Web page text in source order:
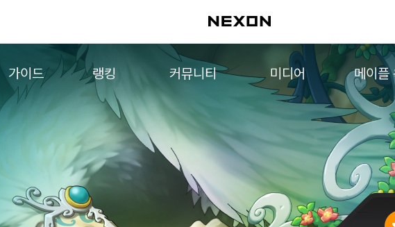
가이드
추가정보
랭킹
컨텐츠 랭킹
커뮤니티
자유게시판
메이플 아트
메이플 코디
메이플스토리 파트너스
AI Style Finder
미니게임
커뮤니티 아카이브
미디어 메이플
메이플